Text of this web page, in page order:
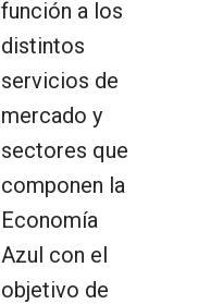
función a los
distintos
servicios de
mercado y
sectores que
componen la
Economía
Azul con el
objetivo de